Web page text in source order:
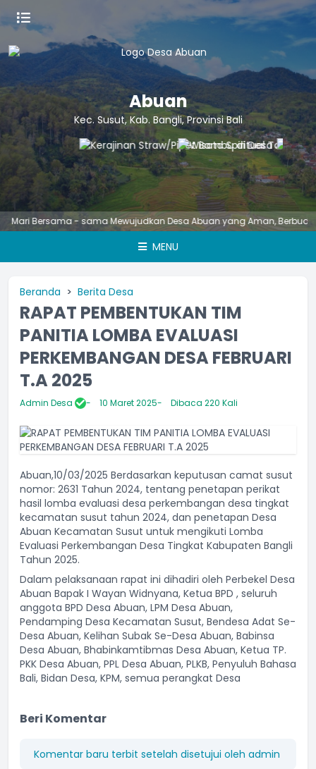
Abuan
Kec. Susut, Kab. Bangli, Provinsi Bali
Bersama - sama Mewujudkan Desa Abuan yang Aman, Berbudaya, Unggul,
MENU
Beranda Berita Desa
RAPAT PEMBENTUKAN TIM
PANITIA LOMBA EVALUASI
PERKEMBANGAN DESA FEBRUARI
T.A 2025
Admin Desa 10 Maret 2025 Dibaca 220 Kali
Abuan,10/03/2025 Berdasarkan keputusan camat susut
nomor: 2631 Tahun 2024, tentang penetapan perikat
hasil lomba evaluasi desa perkembangan desa tingkat
kecamatan susut tahun 2024, dan penetapan Desa
Abuan Kecamatan Susut untuk mengikuti Lomba
Evaluasi Perkembangan Desa Tingkat Kabupaten Bangli
Tahun 2025.
Dalam pelaksanaan rapat ini dihadiri oleh Perbekel Desa
Abuan Bapak I Wayan Widnyana, Ketua BPD , seluruh
anggota BPD Desa Abuan, LPM Desa Abuan,
Pendamping Desa Kecamatan Susut, Bendesa Adat Se-
Desa Abuan, Kelihan Subak Se-Desa Abuan, Babinsa
Desa Abuan, Bhabinkamtibmas Desa Abuan, Ketua TP.
PKK Desa Abuan, PPL Desa Abuan, PLKB, Penyuluh Bahasa
Bali, Bidan Desa, KPM, semua perangkat Desa
Beri Komentar
Komentar baru terbit setelah disetujui oleh admin